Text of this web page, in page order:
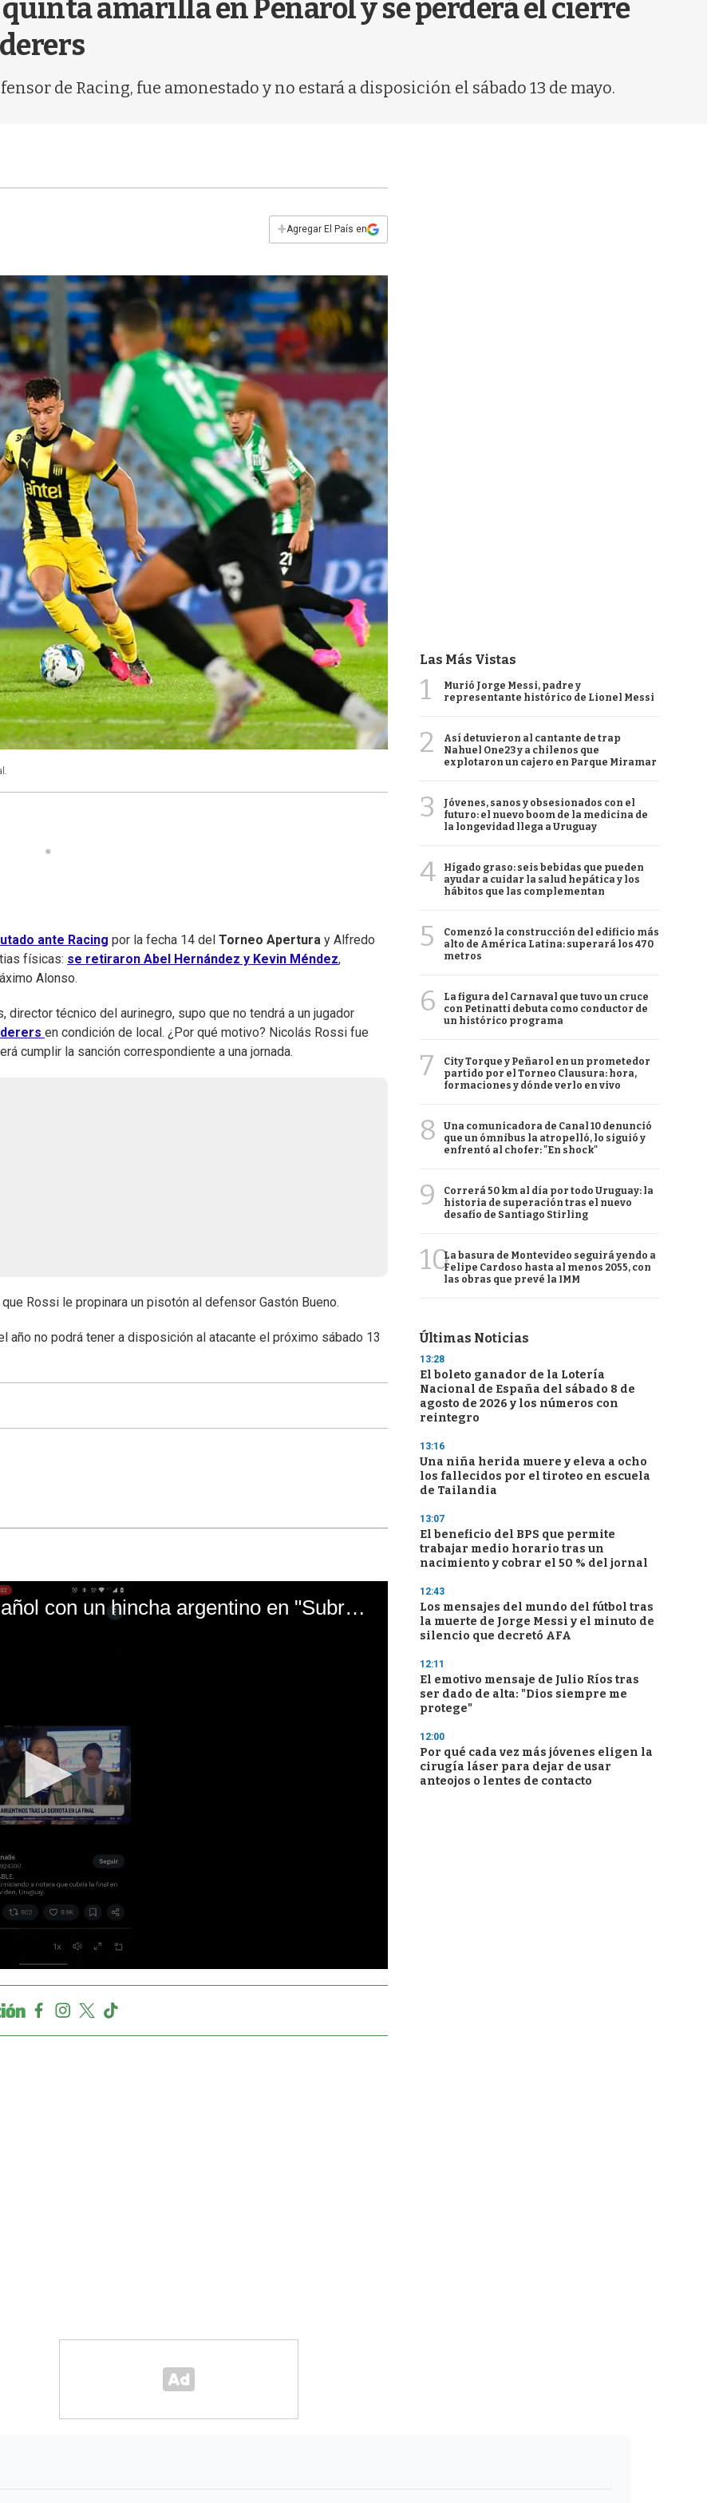
amarilla en Peñarol y se perderá el cierre
de Racing, fue amonestado y no estará a disposición el sábado 13 de mayo.
+Agregar El País en
ante Racing por la fecha 14 del Torneo Apertura y Alfredo
físicas: se retiraron Abel Hernández y Kevin Méndez,
Alonso.
técnico del aurinegro, supo que no tendrá a un jugador
en condición de local. ¿Por qué motivo? Nicolás Rossi fue
cumplir la sanción correspondiente a una jornada.
Rossi le propinara un pisotón al defensor Gastón Bueno.
año no podrá tener a disposición al atacante el próximo sábado 13
El mal momento de Yanina Gasañol con un hincha argentino en "Subrayado"
Las Más Vistas
1
Murió Jorge Messi, padre y
representante histórico de Lionel Messi
2
Así detuvieron al cantante de trap
Nahuel One23 y a chilenos que
explotaron un cajero en Parque Miramar
3
Jóvenes, sanos y obsesionados con el
futuro: el nuevo boom de la medicina de
la longevidad llega a Uruguay
4
Hígado graso: seis bebidas que pueden
ayudar a cuidar la salud hepática y los
hábitos que las complementan
5
Comenzó la construcción del edificio más
alto de América Latina: superará los 470
metros
6
La figura del Carnaval que tuvo un cruce
con Petinatti debuta como conductor de
un histórico programa
7
City Torque y Peñarol en un prometedor
partido por el Torneo Clausura: hora,
formaciones y dónde verlo en vivo
8
Una comunicadora de Canal 10 denunció
que un ómnibus la atropelló, lo siguió y
enfrentó al chofer: "En shock"
9
Correrá 50 km al día por todo Uruguay: la
historia de superación tras el nuevo
desafío de Santiago Stirling
10La basura de Montevideo seguirá yendo a
Felipe Cardoso hasta al menos 2055, con
las obras que prevé la IMM
Últimas Noticias
13:28
El boleto ganador de la Lotería
Nacional de España del sábado 8 de
agosto de 2026 y los números con
reintegro
13:16
Una niña herida muere y eleva a ocho
los fallecidos por el tiroteo en escuela
de Tailandia
13:07
El beneficio del BPS que permite
trabajar medio horario tras un
nacimiento y cobrar el 50 % del jornal
12:43
Los mensajes del mundo del fútbol tras
la muerte de Jorge Messi y el minuto de
silencio que decretó AFA
12:11
El emotivo mensaje de Julio Ríos tras
ser dado de alta: "Dios siempre me
protege"
12:00
Por qué cada vez más jóvenes eligen la
cirugía láser para dejar de usar
anteojos o lentes de contacto